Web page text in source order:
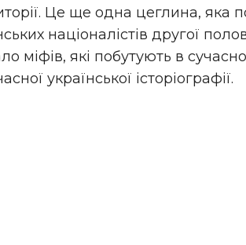
Це ще одна цеглина, яка
націоналістів другої
міфів, які побутують в
української історіографії.